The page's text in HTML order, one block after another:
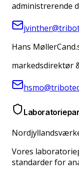
administrerende
Hans Møller
markedsdirektør
Vores
standarder for